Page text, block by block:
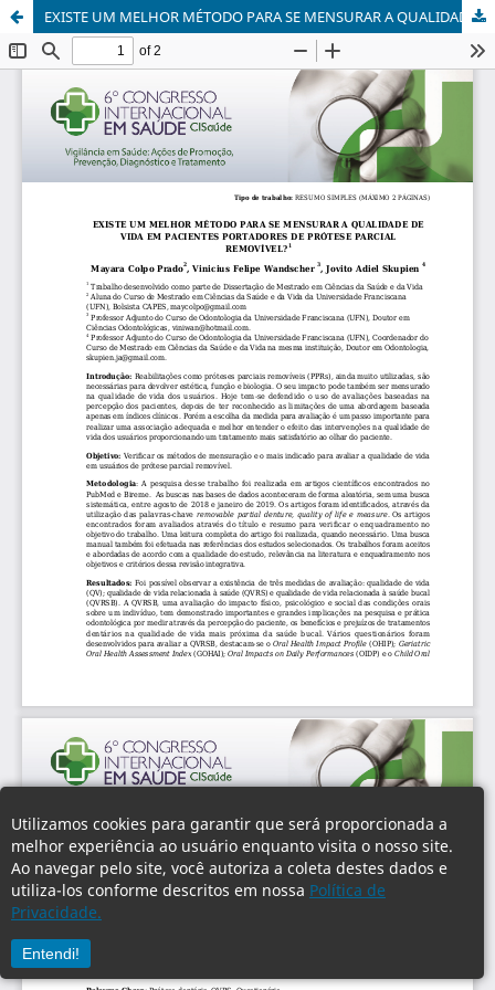
Utilizamos cookies para garantir que será proporcionada a
melhor experiência ao usuário enquanto visita o nosso site.
Ao navegar pelo site, você autoriza a coleta destes dados e
utiliza-los conforme descritos em nossa Política de
Privacidade.
Entendi!
EXISTE UM MELHOR MÉTODO PARA SE MENSURAR A QUALIDADE DE VIDA EM PACIENTES PORTADORES DE PRÓTESE PARCIAL REMOVÍVEL?